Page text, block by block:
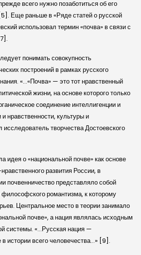
всего нужно позаботиться об его
Еще раньше в «Ряде статей о русской
использовал термин «почва» в связи с
понимать совокупность
построений в рамках русского
«…«Почва» — это тот нравственный
жизни, на основе которого только
соединение интеллигенции и
нравственности, культуры и
творчества Достоевского
о «национальной почве» как основе
развития России, в
почвенничество представляло собой
романтизма, к которому
Центральное место в теории занимало
почве», а нация являлась исходным
системы. «…Русская нация —
истории всего человечества…» [9].